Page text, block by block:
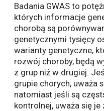
Badania GWAS to
których informacje
chorobą są
genetycznymi tysięcy
warianty genetyczne,
rozwój choroby, będą
z grup niż w drugiej.
grupie chorych, uważa
natomiast jeśli są
kontrolnej, uważa się